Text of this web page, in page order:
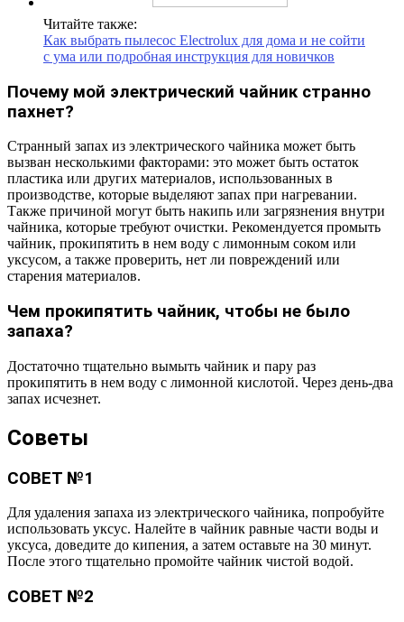
Читайте также:
Как выбрать пылесос Electrolux для дома и не сойти
с ума или подробная инструкция для новичков
Почему мой электрический чайник странно
пахнет?
Странный запах из электрического чайника может быть
вызван несколькими факторами: это может быть остаток
пластика или других материалов, использованных в
производстве, которые выделяют запах при нагревании.
Также причиной могут быть накипь или загрязнения внутри
чайника, которые требуют очистки. Рекомендуется промыть
чайник, прокипятить в нем воду с лимонным соком или
уксусом, а также проверить, нет ли повреждений или
старения материалов.
Чем прокипятить чайник, чтобы не было
запаха?
Достаточно тщательно вымыть чайник и пару раз
прокипятить в нем воду с лимонной кислотой. Через день-два
запах исчезнет.
Советы
СОВЕТ №1
Для удаления запаха из электрического чайника, попробуйте
использовать уксус. Налейте в чайник равные части воды и
уксуса, доведите до кипения, а затем оставьте на 30 минут.
После этого тщательно промойте чайник чистой водой.
СОВЕТ №2